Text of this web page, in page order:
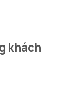
khách